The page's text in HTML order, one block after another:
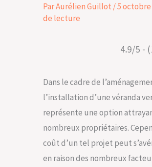
ParAurélien Guillot /5 octobre
de lecture
4.9/5 -
Dans le cadre de
l’installation d’une véranda
représente une option
nombreux propriétaires.
coût d’un tel projet peut
en raison des nombreux